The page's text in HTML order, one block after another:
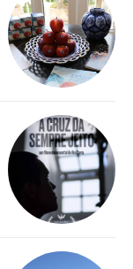
feira em sua
para